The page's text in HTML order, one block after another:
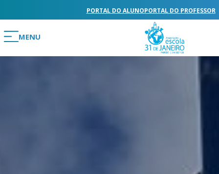
PORTAL DO ALUNOPORTAL DO PROFESSOR
MENU